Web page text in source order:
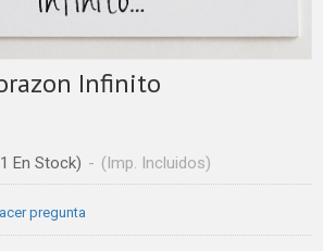
Infinito
En Stock) - (Imp. Incluidos)
pregunta